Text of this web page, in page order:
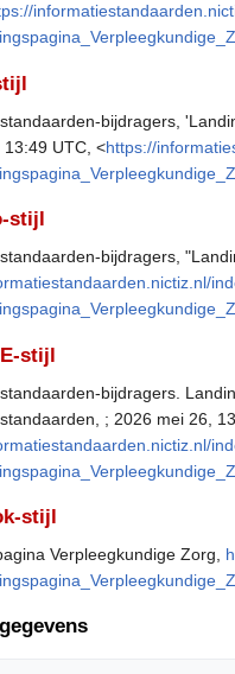
bijdragers,
13:49 UTC, <https://
stijl
bijdragers,
stijl
bijdragers.
; 2026 mei 26,
stijl
Verpleegkundige Zorg,